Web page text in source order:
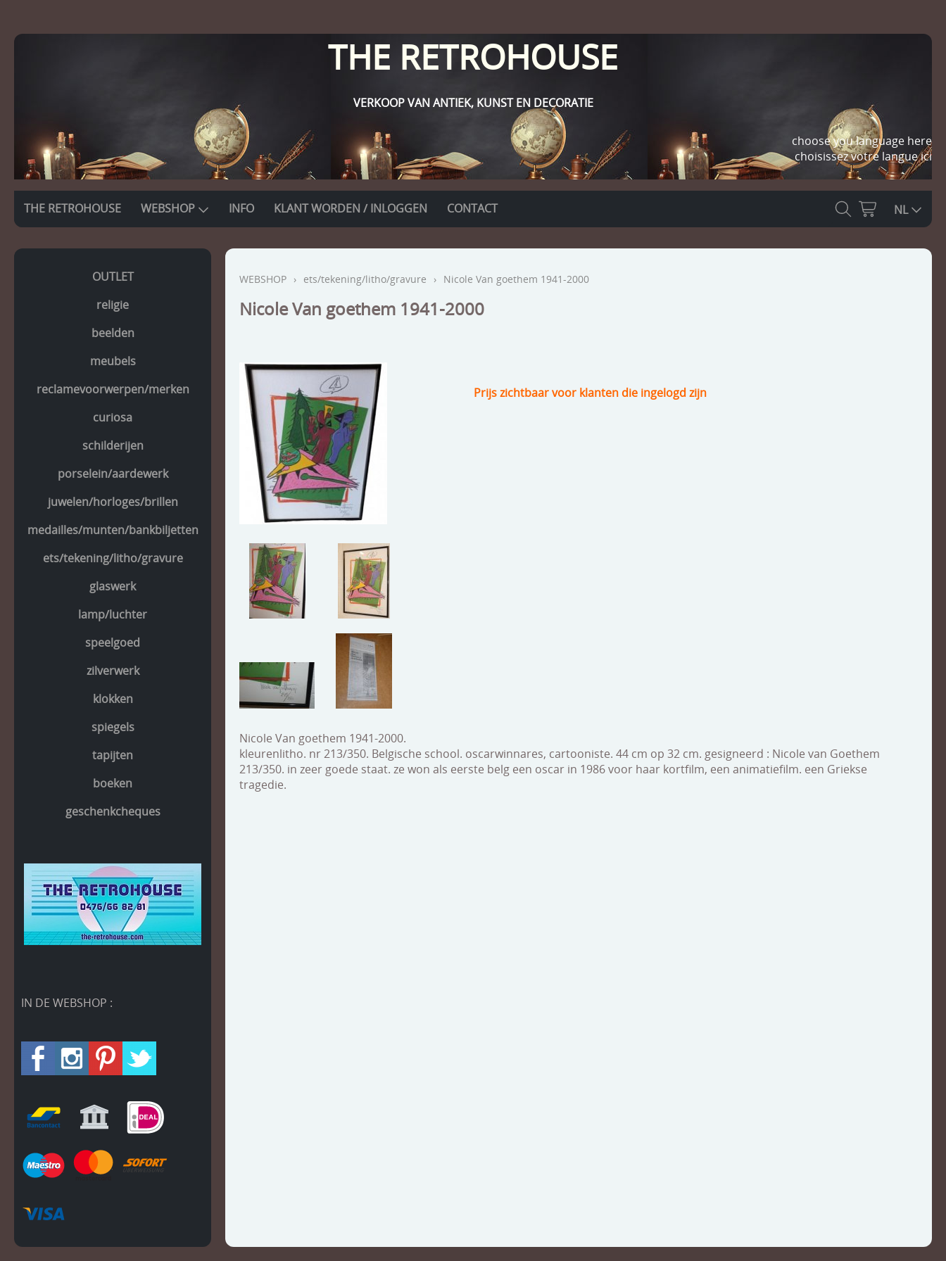
THE RETROHOUSE
VERKOOP VAN ANTIEK, KUNST EN DECORATIE
choose you language here
choisissez votre langue ici
THE RETROHOUSE WEBSHOP INFO KLANT WORDEN / INLOGGEN CONTACT NL
OUTLET
religie
beelden
meubels
reclamevoorwerpen/merken
curiosa
schilderijen
porselein/aardewerk
juwelen/horloges/brillen
medailles/munten/bankbiljetten
ets/tekening/litho/gravure
glaswerk
lamp/luchter
speelgoed
zilverwerk
klokken
spiegels
tapijten
boeken
geschenkcheques
IN DE WEBSHOP :
WEBSHOP › ets/tekening/litho/gravure › Nicole Van goethem 1941-2000
Nicole Van goethem 1941-2000
Prijs zichtbaar voor klanten die ingelogd zijn
Nicole Van goethem 1941-2000.
kleurenlitho. nr 213/350. Belgische school. oscarwinnares, cartooniste. 44 cm op 32 cm. gesigneerd : Nicole van Goethem
213/350. in zeer goede staat. ze won als eerste belg een oscar in 1986 voor haar kortfilm, een animatiefilm. een Griekse
tragedie.